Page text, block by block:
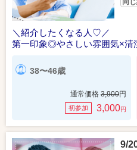
同
＼紹介したくなる人♡／
第一印象◎やさしい雰囲気×清
38〜46歳
通常価格 3,900円
初参加 3,000円
9/